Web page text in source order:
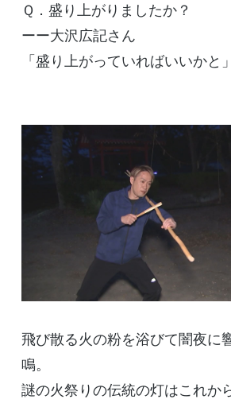
Ｑ．盛り上がりましたか？
ーー大沢広記さん
「盛り上がっていればいいかと」
飛び散る火の粉を浴びて闇夜に
鳴。
謎の火祭りの伝統の灯はこれか